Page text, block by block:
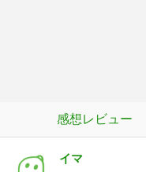
感想レビュー
イマ